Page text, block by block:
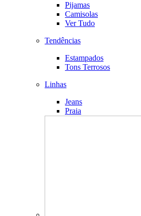
Pijamas
Camisolas
Ver Tudo
Tendências
Estampados
Tons Terrosos
Linhas
Jeans
Praia